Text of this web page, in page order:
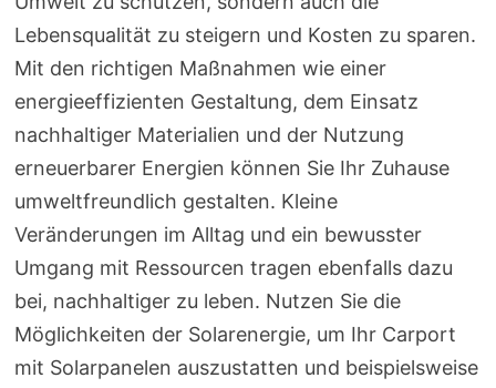
Lebensqualität zu steigern und Kosten zu sparen.
Mit den richtigen Maßnahmen wie einer
energieeffizienten Gestaltung, dem Einsatz
nachhaltiger Materialien und der Nutzung
erneuerbarer Energien können Sie Ihr Zuhause
umweltfreundlich gestalten. Kleine
Veränderungen im Alltag und ein bewusster
Umgang mit Ressourcen tragen ebenfalls dazu
bei, nachhaltiger zu leben. Nutzen Sie die
Möglichkeiten der Solarenergie, um Ihr Carport
mit Solarpanelen auszustatten und beispielsweise